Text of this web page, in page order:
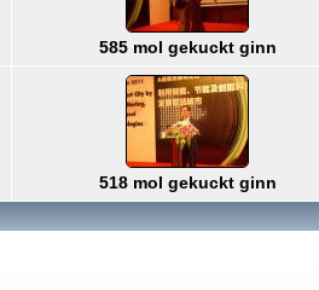
585 mol gekuckt ginn
518 mol gekuckt ginn